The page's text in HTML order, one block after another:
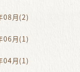
08月(2)
06月(1)
04月(1)